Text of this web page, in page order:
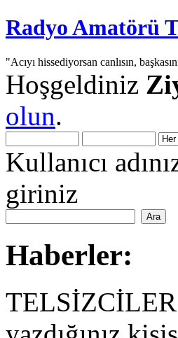
Radyo Amatörü
"Acıyı hissediyorsan canlısın,
Hoşgeldiniz
olun.
Kullanıcı
giriniz
Haberler:
TELSİZCİLER